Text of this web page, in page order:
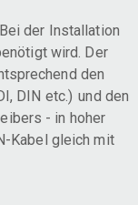
der Installation
wird. Der
den
DIN etc.) und den
- in hoher
Kabel gleich mit